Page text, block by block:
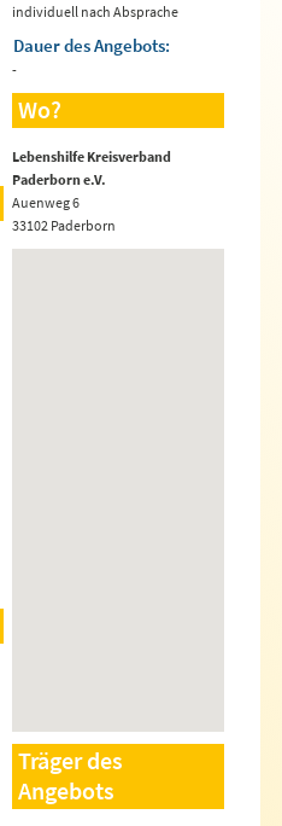
individuell nach Absprache
Dauer des Angebots:
-
Wo?
Lebenshilfe Kreisverband
Paderborn e.V.
Auenweg 6
33102 Paderborn
Träger des
Angebots